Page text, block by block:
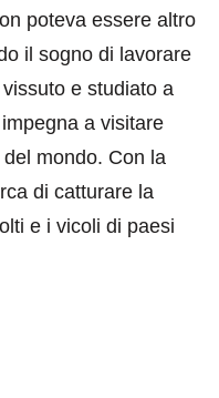
poteva essere altro
il sogno di lavorare
e studiato a
a visitare
mondo. Con la
di catturare la
e i vicoli di paesi